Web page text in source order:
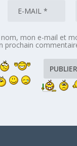
mon e-mail et
prochain